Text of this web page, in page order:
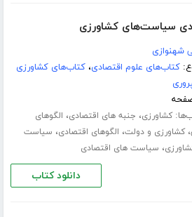
سیاست‌های کشاورزی
شهنوازی
کتاب‌های علوم اقتصادی،کتاب‌های کشاورزی
کشاورزی، جنبه های اقتصادی، الگوهای
،کشاورزی و دولت، الگوهای اقتصادی، سیاست
، سیاست های اقتصادی
دانلود کتاب